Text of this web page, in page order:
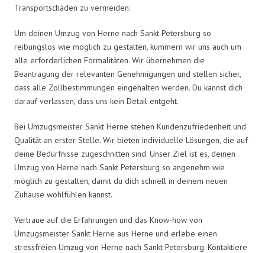
Transportschäden zu vermeiden.
Um deinen Umzug von Herne nach Sankt Petersburg so
reibungslos wie möglich zu gestalten, kümmern wir uns auch um
alle erforderlichen Formalitäten. Wir übernehmen die
Beantragung der relevanten Genehmigungen und stellen sicher,
dass alle Zollbestimmungen eingehalten werden. Du kannst dich
darauf verlassen, dass uns kein Detail entgeht.
Bei Umzugsmeister Sankt Herne stehen Kundenzufriedenheit und
Qualität an erster Stelle. Wir bieten individuelle Lösungen, die auf
deine Bedürfnisse zugeschnitten sind. Unser Ziel ist es, deinen
Umzug von Herne nach Sankt Petersburg so angenehm wie
möglich zu gestalten, damit du dich schnell in deinem neuen
Zuhause wohlfühlen kannst.
Vertraue auf die Erfahrungen und das Know-how von
Umzugsmeister Sankt Herne aus Herne und erlebe einen
stressfreien Umzug von Herne nach Sankt Petersburg. Kontaktiere